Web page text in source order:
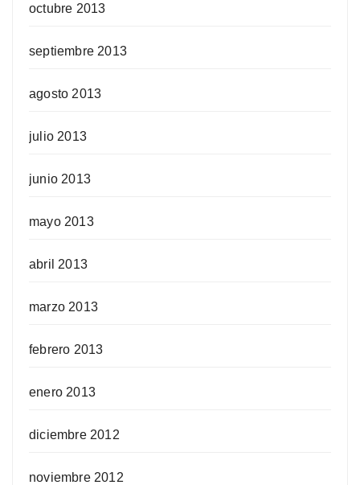
octubre 2013
septiembre 2013
agosto 2013
julio 2013
junio 2013
mayo 2013
abril 2013
marzo 2013
febrero 2013
enero 2013
diciembre 2012
noviembre 2012